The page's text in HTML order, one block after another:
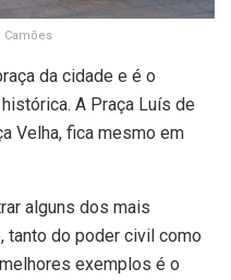
Camões
da cidade e é o
A Praça Luís de
Velha, fica mesmo em
alguns dos mais
do poder civil como
exemplos é o